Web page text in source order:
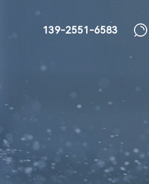
139-2551-6583